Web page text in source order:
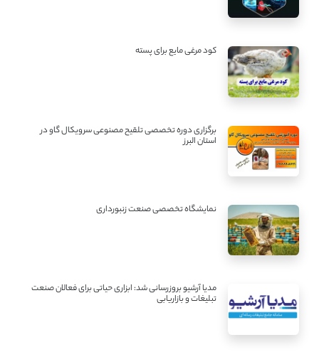
کود مرغی مایع برای پسته
برگزاری دوره تخصصی تلقیح مصنوعی سرویکال گاو در
استان البرز
نمایشگاه تخصصی صنعت زنبورداری
مدیا آرشیو بروزرسانی شد: ابزاری حیاتی برای فعالان صنعت
تبلیغات و بازاریابی